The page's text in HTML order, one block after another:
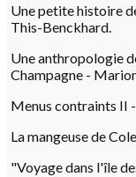
Une petite histoire
This-Benckhard.
Une anthropologie
Champagne -
Menus contraints II
La mangeuse de
"Voyage dans l'île